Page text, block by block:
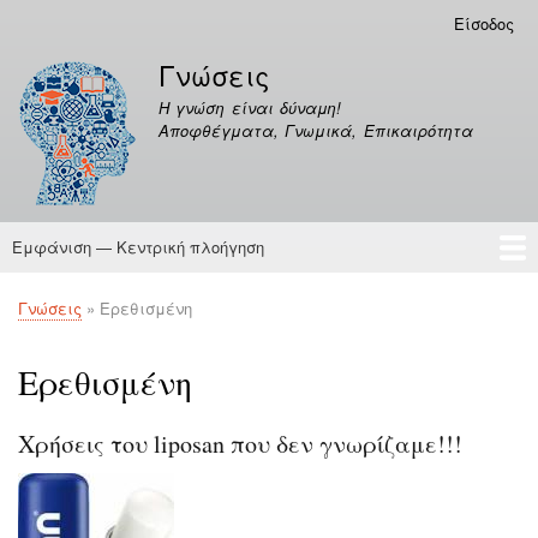
περιεχόμενο
λογαριασμού
χρήστη
Είσοδος
Γνώσεις
Η γνώση είναι δύναμη!
Αποφθέγματα, Γνωμικά, Επικαιρότητα
Κεντρική
Εμφάνιση — Κεντρική πλοήγηση
Γνώσεις
Αποφθέγματα
Breadcrumb
Γνώσεις Ερεθισμένη
Ερεθισμένη
Χρήσεις του liposan που δεν γνωρίζαμε!!!